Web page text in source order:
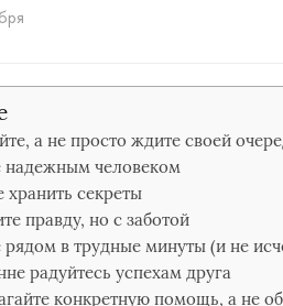
а не просто ждите своей
надежным человеком
хранить секреты
правду, но с заботой
рядом в трудные минуты (и не
радуйтесь успехам друга
конкретную помощь, а не